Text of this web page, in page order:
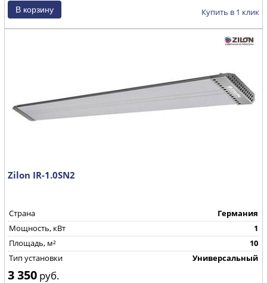
Купить в 1 клик
Zilon IR-1.0SN2
Страна
Германия
Мощность, кВт
1
Площадь, м²
10
Тип установки
Универсальный
3 350 руб.